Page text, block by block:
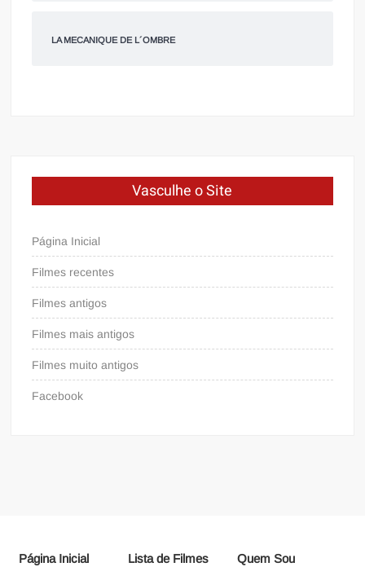
LA MECANIQUE DE L´OMBRE
Vasculhe o Site
Página Inicial
Filmes recentes
Filmes antigos
Filmes mais antigos
Filmes muito antigos
Facebook
Página Inicial Lista de Filmes Quem Sou